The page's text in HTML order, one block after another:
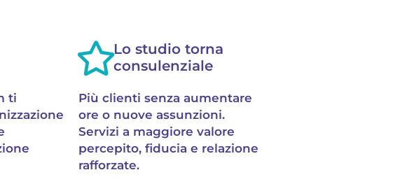
ti
Lo studio torna
consulenziale
Più clienti senza aumentare
ore o nuove assunzioni.
Servizi a maggiore valore
percepito, fiducia e relazione
rafforzate.